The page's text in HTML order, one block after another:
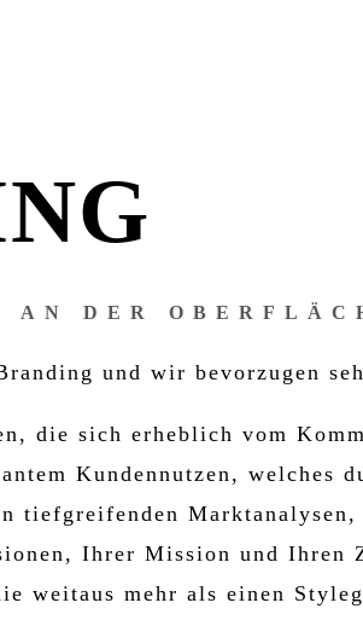
DER
und wir bevorzugen
die sich erheblich vom
Kundennutzen, welches
tiefgreifenden
Ihrer Mission und Ihren
weitaus mehr als einen